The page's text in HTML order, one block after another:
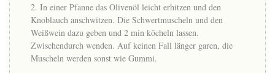
In einer Pfanne das Olivenöl leicht erhitzen und den
Knoblauch anschwitzen. Die Schwertmuscheln und den
Weißwein dazu geben und 2 min köcheln lassen.
Zwischendurch wenden. Auf keinen Fall länger garen, die
Muscheln werden sonst wie Gummi.